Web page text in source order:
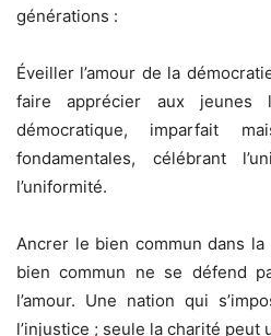
générations :
Éveiller l’amour de la
faire apprécier aux jeunes
démocratique, imparfait
fondamentales, célébrant
l’uniformité.
Ancrer le bien commun dans
bien commun ne se défend
l’amour. Une nation qui
l’injustice ; seule la charité peut